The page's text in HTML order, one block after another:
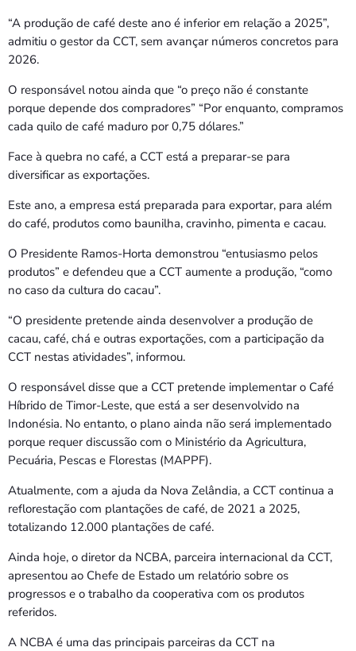
“A produção de café deste ano é inferior em relação a 2025”,
admitiu o gestor da CCT, sem avançar números concretos para
2026.
O responsável notou ainda que “o preço não é constante
porque depende dos compradores” “Por enquanto, compramos
cada quilo de café maduro por 0,75 dólares.”
Face à quebra no café, a CCT está a preparar-se para
diversificar as exportações.
Este ano, a empresa está preparada para exportar, para além
do café, produtos como baunilha, cravinho, pimenta e cacau.
O Presidente Ramos-Horta demonstrou “entusiasmo pelos
produtos” e defendeu que a CCT aumente a produção, “como
no caso da cultura do cacau”.
“O presidente pretende ainda desenvolver a produção de
cacau, café, chá e outras exportações, com a participação da
CCT nestas atividades”, informou.
O responsável disse que a CCT pretende implementar o Café
Híbrido de Timor-Leste, que está a ser desenvolvido na
Indonésia. No entanto, o plano ainda não será implementado
porque requer discussão com o Ministério da Agricultura,
Pecuária, Pescas e Florestas (MAPPF).
Atualmente, com a ajuda da Nova Zelândia, a CCT continua a
reflorestação com plantações de café, de 2021 a 2025,
totalizando 12.000 plantações de café.
Ainda hoje, o diretor da NCBA, parceira internacional da CCT,
apresentou ao Chefe de Estado um relatório sobre os
progressos e o trabalho da cooperativa com os produtos
referidos.
A NCBA é uma das principais parceiras da CCT na